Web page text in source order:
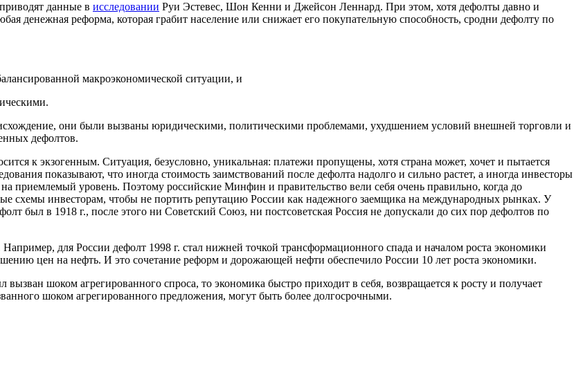
данные в исследовании Руи Эстевес, Шон Кенни и Джейсон Леннард. При этом, хотя дефолты давно и
денежная реформа, которая грабит население или снижает его покупательную способность, сродни дефолту по
макроэкономической ситуации, и
они были вызваны юридическими, политическими проблемами, ухудшением условий внешней торговли и
дефолтов.
к экзогенным. Ситуация, безусловно, уникальная: платежи пропущены, хотя страна может, хочет и пытается
показывают, что иногда стоимость заимствований после дефолта надолго и сильно растет, а иногда инвесторы
приемлемый уровень. Поэтому российские Минфин и правительство вели себя очень правильно, когда до
схемы инвесторам, чтобы не портить репутацию России как надежного заемщика на международных рынках. У
был в 1918 г., после этого ни Советский Союз, ни постсоветская Россия не допускали до сих пор дефолтов по
для России дефолт 1998 г. стал нижней точкой трансформационного спада и началом роста экономики
цен на нефть. И это сочетание реформ и дорожающей нефти обеспечило России 10 лет роста экономики.
шоком агрегированного спроса, то экономика быстро приходит в себя, возвращается к росту и получает
шоком агрегированного предложения, могут быть более долгосрочными.